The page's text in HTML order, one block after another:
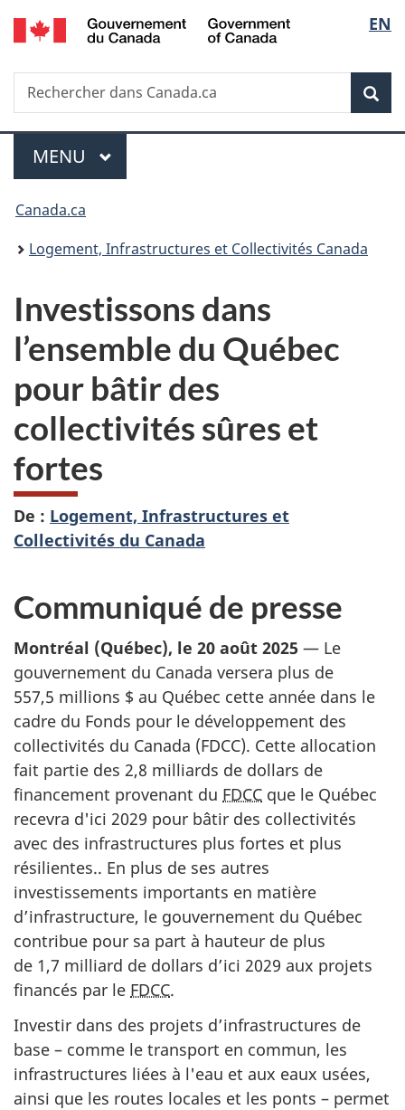
Passer
au
principal
Passer
à
Au
du
Passer
à
version
simplifiée
de
la
EN
Recherche
Rechercher
dans
Menu
MENU PRINCIPAL
Vous
êtes
Canada.ca
Logement, Infrastructures et Collectivités Canada
Investissons dans
l’ensemble du Québec
pour bâtir des
collectivités sûres et
fortes
De : Logement, Infrastructures et
Collectivités du Canada
Communiqué de presse
Montréal (Québec), le 20 août 2025 — Le
gouvernement du Canada versera plus de
557,5 millions $ au Québec cette année dans le
cadre du Fonds pour le développement des
collectivités du Canada (FDCC). Cette allocation
fait partie des 2,8 milliards de dollars de
financement provenant du FDCC que le Québec
recevra d'ici 2029 pour bâtir des collectivités
avec des infrastructures plus fortes et plus
résilientes.. En plus de ses autres
investissements importants en matière
d’infrastructure, le gouvernement du Québec
contribue pour sa part à hauteur de plus
de 1,7 milliard de dollars d’ici 2029 aux projets
financés par le FDCC.
Investir dans des projets d’infrastructures de
base – comme le transport en commun, les
infrastructures liées à l'eau et aux eaux usées,
ainsi que les routes locales et les ponts – permet